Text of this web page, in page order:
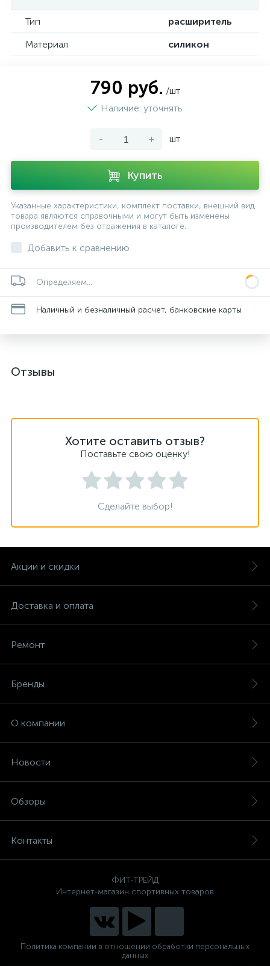
Тип
расширитель
Материал
силикон
790 руб. /шт
Наличие: уточнять
- + шт
Купить
Указанные характеристики, комплект поставки, внешний вид
товара являются справочными и могут быть изменены
производителем без отражения в каталоге.
Добавить к сравнению
Определяем...
Наличный и безналичный расчет, банковские карты
Отзывы
Хотите оставить отзыв?
Поставьте свою оценку!
Сделайте выбор!
Акции и скидки
Доставка и оплата
Ремонт
Бренды
О компании
Новости
Обзоры
Контакты
ФИТ-ТРЕЙД
Интернет-магазин спортивных товаров
Политика компании в отношении обработки персональных
данных